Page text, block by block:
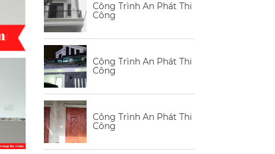
Công Trình An Phát Thi
Công
Công Trình An Phát Thi
Công
Công Trình An Phát Thi
Công